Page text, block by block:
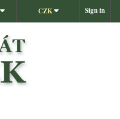
Sign in
CZK